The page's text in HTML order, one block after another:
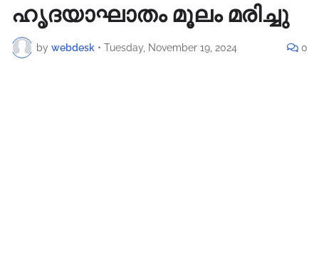
ഹൃദയാഘാതം മൂലം മരിച്ചു
by webdesk • Tuesday, November 19, 2024 0